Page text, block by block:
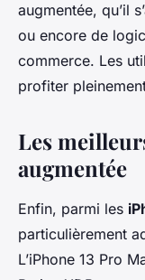
augmentée, qu’il
ou encore de
commerce. Les
profiter
Les
augmentée
Enfin, parmi les
particulièrement
L’iPhone 13 Pro